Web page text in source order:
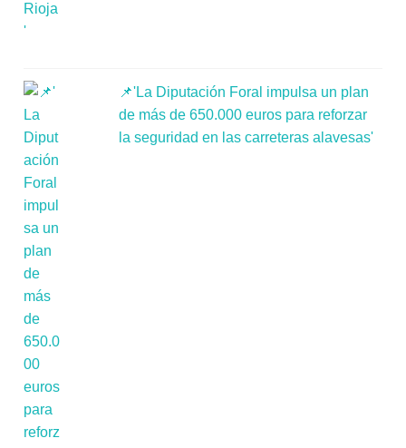
📌'La Diputación Foral impulsa un plan
de más de 650.000 euros para reforzar
la seguridad en las carreteras alavesas'